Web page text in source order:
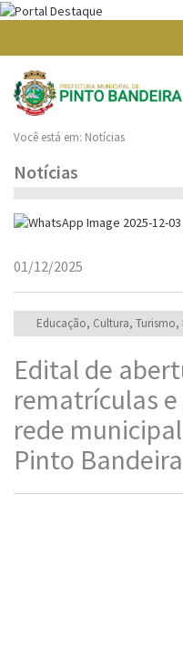
Você está em: Notícias
Notícias
01/12/2025
Educação, Cultura, Turismo,
Edital de
rematrículas
rede
Pinto Bandeira